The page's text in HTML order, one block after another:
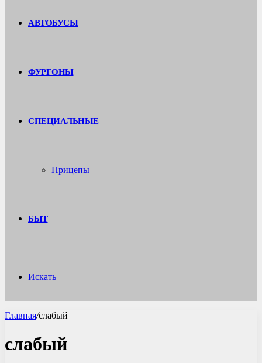
АВТОБУСЫ
ФУРГОНЫ
СПЕЦИАЛЬНЫЕ
Прицепы
БЫТ
Искать
Главная/слабый
слабый